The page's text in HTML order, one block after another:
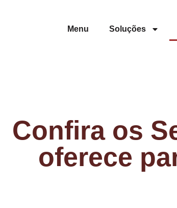
Menu Soluções
Confira os
oferece